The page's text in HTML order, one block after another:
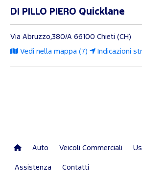
DI PILLO PIERO Quicklane
Via Abruzzo,380/A 66100 Chieti (CH)
Vedi nella mappa (7) Indicazioni
Auto Veicoli Commerciali
Assistenza Contatti